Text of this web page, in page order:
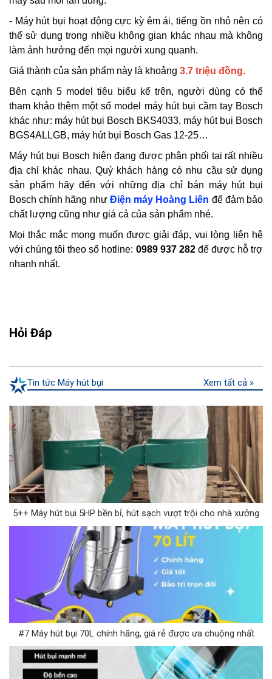
- Máy hút bụi hoạt động cực kỳ êm ái, tiếng ồn nhỏ nên có
thể sử dụng trong nhiều không gian khác nhau mà không
làm ảnh hưởng đến mọi người xung quanh.
Giá thành của sản phẩm này là khoảng 3.7 triệu đồng.
Bên cạnh 5 model tiêu biểu kể trên, người dùng có thể
tham khảo thêm một số model máy hút bụi cầm tay Bosch
khác như: máy hút bụi Bosch BKS4033, máy hút bụi Bosch
BGS4ALLGB, máy hút bụi Bosch Gas 12-25…
Máy hút bụi Bosch hiện đang được phân phối tại rất nhiều
địa chỉ khác nhau. Quý khách hàng có nhu cầu sử dụng
sản phẩm hãy đến với những địa chỉ bán máy hút bụi
Bosch chính hãng như Điện máy Hoàng Liên để đảm bảo
chất lượng cũng như giá cả của sản phẩm nhé.
Mọi thắc mắc mong muốn được giải đáp, vui lòng liên hệ
với chúng tôi theo số hotline: 0989 937 282 để được hỗ trợ
nhanh nhất.
Hỏi Đáp
Tin tức Máy hút bụi Xem tất cả »
5++ Máy hút bụi 5HP bền bỉ, hút sạch vượt trội cho nhà xưởng
#7 Máy hút bụi 70L chính hãng, giá rẻ được ưa chuộng nhất